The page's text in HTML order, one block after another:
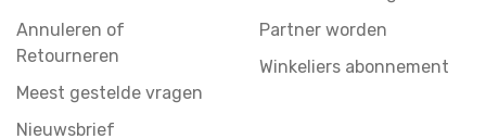
Annuleren of
Retourneren
Meest gestelde vragen
Nieuwsbrief
Partner worden
Winkeliers abonnement